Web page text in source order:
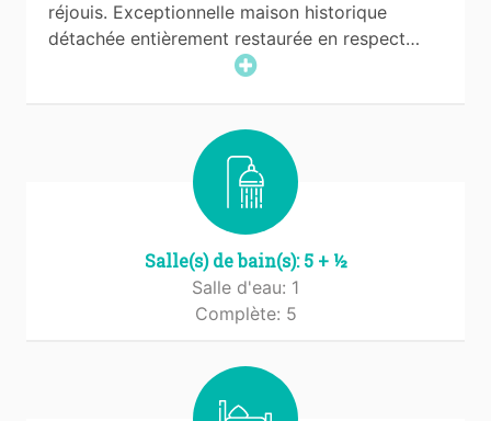
réjouis. Exceptionnelle maison historique
détachée entièrement restaurée en respect…
Salle(s) de bain(s): 5 + ½
Salle d'eau: 1
Complète: 5